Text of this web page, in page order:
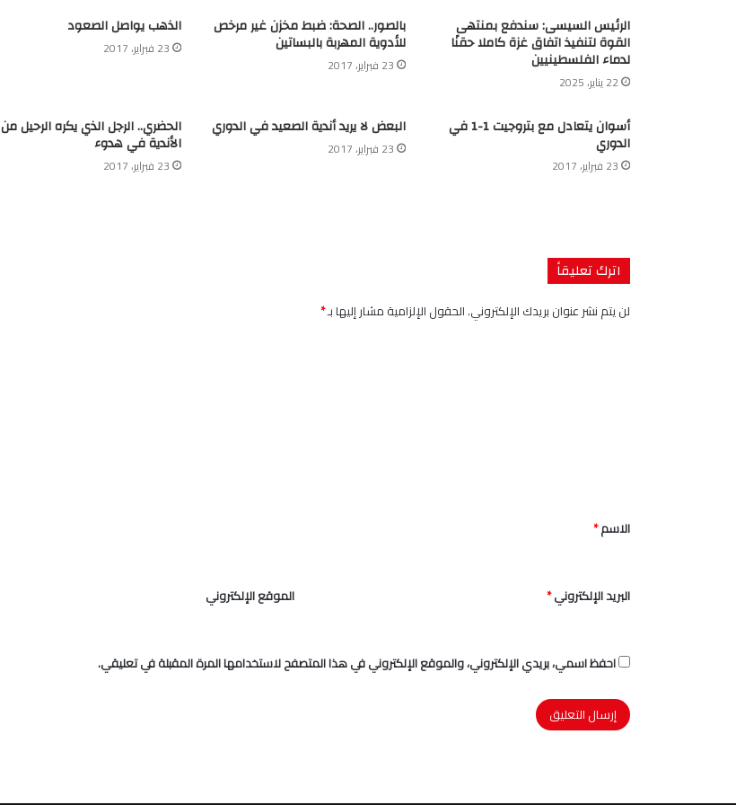
الرئيس السيسى: سندفع بمنتهى
القوة لتنفيذ اتفاق غزة كاملا حقنًا
لدماء الفلسطينيين
22 يناير، 2025
بالصور.. الصحة: ضبط مخزن غير مرخص
للأدوية المهربة بالبساتين
23 فبراير، 2017
الذهب يواصل الصعود
23 فبراير، 2017
أسوان يتعادل مع بتروجيت 1-1 في
الدوري
23 فبراير، 2017
البعض لا يريد أندية الصعيد في الدوري
23 فبراير، 2017
الحضري.. الرجل الذي يكره الرحيل من
الأندية في هدوء
23 فبراير، 2017
اترك تعليقاً
لن يتم نشر عنوان بريدك الإلكتروني.الحقول الإلزامية مشار إليها بـ*
*
الاسم*
البريد الإلكتروني* الموقع الإلكتروني
احفظ اسمي، بريدي الإلكتروني، والموقع الإلكتروني في هذا المتصفح لاستخدامها المرة المقبلة في تعليقي.